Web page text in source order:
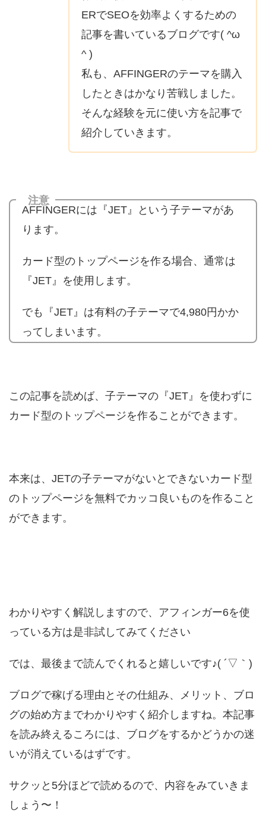
ERでSEOを効率よくするための
記事を書いているブログです( ^ω
^ )
私も、AFFINGERのテーマを購入
したときはかなり苦戦しました。
そんな経験を元に使い方を記事で
紹介していきます。
注意
AFFINGERには『JET』という子テーマがあ
ります。
カード型のトップページを作る場合、通常は
『JET』を使用します。
でも『JET』は有料の子テーマで4,980円かか
ってしまいます。
この記事を読めば、子テーマの『JET』を使わずに
カード型のトップページを作ることができます。
本来は、JETの子テーマがないとできないカード型
のトップページを無料でカッコ良いものを作ること
ができます。
わかりやすく解説しますので、アフィンガー6を使
っている方は是非試してみてください
では、最後まで読んでくれると嬉しいです♪( ´▽｀)
ブログで稼げる理由とその仕組み、メリット、ブロ
グの始め方までわかりやすく紹介しますね。本記事
を読み終えるころには、ブログをするかどうかの迷
いが消えているはずです。
サクッと5分ほどで読めるので、内容をみていきま
しょう〜！